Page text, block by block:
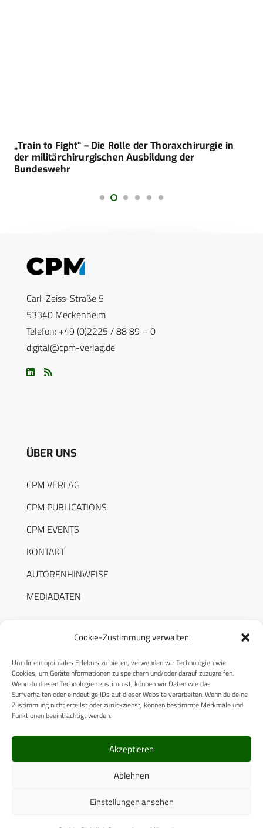
Cookie-Zustimmung verwalten
Um dir ein optimales Erlebnis zu bieten, verwenden wir Technologien wie
Cookies, um Geräteinformationen zu speichern und/oder darauf zuzugreifen.
Wenn du diesen Technologien zustimmst, können wir Daten wie das
Surfverhalten oder eindeutige IDs auf dieser Website verarbeiten. Wenn du deine
Zustimmung nicht erteilst oder zurückziehst, können bestimmte Merkmale und
Funktionen beeinträchtigt werden.
Akzeptieren
Ablehnen
Einstellungen ansehen
„Train to Fight“ – Die Rolle der Thoraxchirurgie in
der militärchirurgischen Ausbildung der
Bundeswehr
Carl-Zeiss-Straße 5
53340 Meckenheim
Telefon: +49 (0)2225 / 88 89 – 0
digital@cpm-verlag.de
ÜBER UNS
CPM VERLAG
CPM PUBLICATIONS
CPM EVENTS
KONTAKT
AUTORENHINWEISE
MEDIADATEN
RECHTLICHES
Datenschutzerklärung
Cookie-Richtlinie (EU)